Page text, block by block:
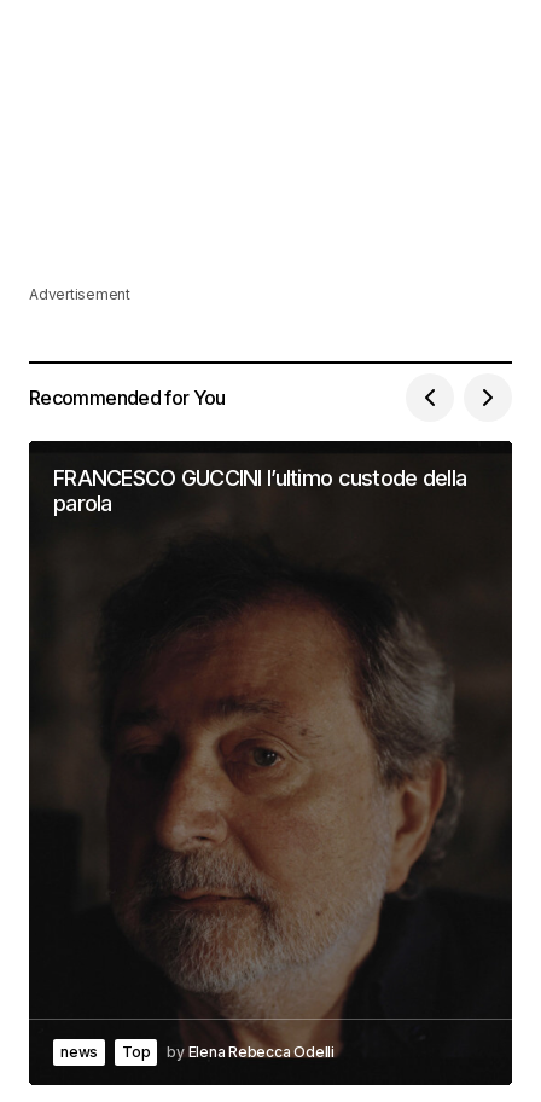
Advertisement
Recommended for You
FRANCESCO GUCCINI l’ultimo custode della
parola
news Top by Elena Rebecca Odelli